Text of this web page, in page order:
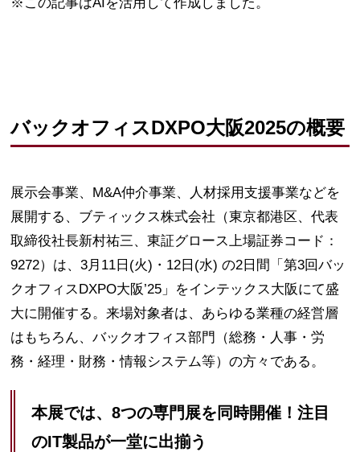
バックオフィスDXPO大阪2025の概要
展示会事業、M&A仲介事業、人材採用支援事業などを
展開する、ブティックス株式会社（東京都港区、代表
取締役社長新村祐三、東証グロース上場証券コード：
9272）は、3月11日(火)・12日(水) の2日間「第3回バッ
クオフィスDXPO大阪’25」をインテックス大阪にて盛
大に開催する。来場対象者は、あらゆる業種の経営層
はもちろん、バックオフィス部門（総務・人事・労
務・経理・財務・情報システム等）の方々である。
本展では、8つの専門展を同時開催！注目
のIT製品が一堂に出揃う